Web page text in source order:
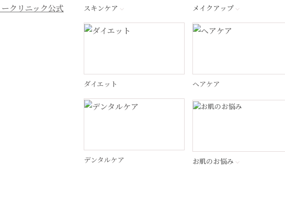
スキンケア メイクアップ
ダイエット ヘアケア
デンタルケア お肌のお悩み